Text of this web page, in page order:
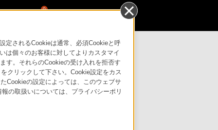
0
ア サポート・お問い合わせ
定されるCookieは通常、必須Cookieと呼
は個々のお客様に対してよりカスタマイ
す。それらのCookieの受け入れを拒否す
クリックして下さい。Cookie設定をカス
Cookieの設定によっては、このウェブサ
の取扱いについては、プライバシーポリ